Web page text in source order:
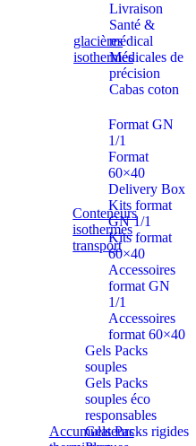
glacières
isothermes
Livraison
Santé &
médical
Médicales de
précision
Cabas coton
Conteneurs
isothermes
transport
Format GN
1/1
Format
60×40
Delivery Box
Kits format
GN 1/1
Kits format
60×40
Accessoires
format GN
1/1
Accessoires
format 60×40
Accumulateurs
Gels Packs
souples
Gels Packs
souples éco
responsables
Gels Packs rigides